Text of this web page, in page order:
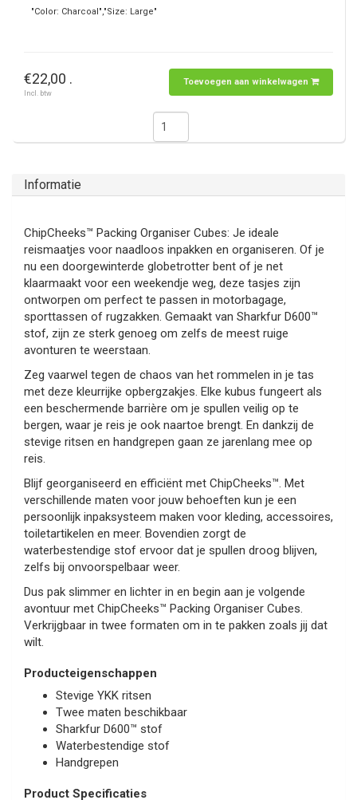
"Color: Charcoal","Size: Large"
€22,00 .
Incl. btw
Toevoegen aan winkelwagen
Informatie
ChipCheeks™ Packing Organiser Cubes: Je ideale
reismaatjes voor naadloos inpakken en organiseren. Of je
nu een doorgewinterde globetrotter bent of je net
klaarmaakt voor een weekendje weg, deze tasjes zijn
ontworpen om perfect te passen in motorbagage,
sporttassen of rugzakken. Gemaakt van Sharkfur D600™
stof, zijn ze sterk genoeg om zelfs de meest ruige
avonturen te weerstaan.
Zeg vaarwel tegen de chaos van het rommelen in je tas
met deze kleurrijke opbergzakjes. Elke kubus fungeert als
een beschermende barrière om je spullen veilig op te
bergen, waar je reis je ook naartoe brengt. En dankzij de
stevige ritsen en handgrepen gaan ze jarenlang mee op
reis.
Blijf georganiseerd en efficiënt met ChipCheeks™. Met
verschillende maten voor jouw behoeften kun je een
persoonlijk inpaksysteem maken voor kleding, accessoires,
toiletartikelen en meer. Bovendien zorgt de
waterbestendige stof ervoor dat je spullen droog blijven,
zelfs bij onvoorspelbaar weer.
Dus pak slimmer en lichter in en begin aan je volgende
avontuur met ChipCheeks™ Packing Organiser Cubes.
Verkrijgbaar in twee formaten om in te pakken zoals jij dat
wilt.
Producteigenschappen
Stevige YKK ritsen
Twee maten beschikbaar
Sharkfur D600™ stof
Waterbestendige stof
Handgrepen
Product Specificaties